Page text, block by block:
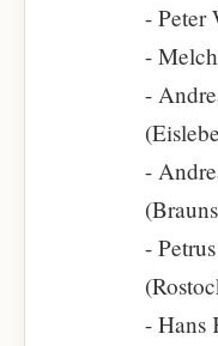
- Peter
-
-
-
-
- Hans